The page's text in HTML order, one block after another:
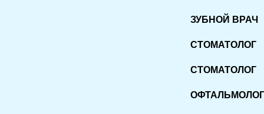
ЗУБНОЙ ВРАЧ
СТОМАТОЛОГ
СТОМАТОЛОГ
ОФТАЛЬМОЛОГ